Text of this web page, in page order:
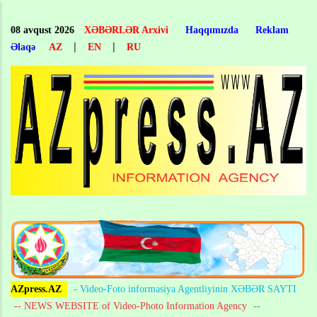
main
content
08 avqust 2026 XƏBƏRLƏR Arxivi Haqqımızda
Reklam
Əlaqə
AZ | EN | RU
AZpress.AZ
- Video-Foto informasiya Agentliyinin XƏBƏR SAYTI
-- NEWS WEBSITE of Video-Photo Information Agency --